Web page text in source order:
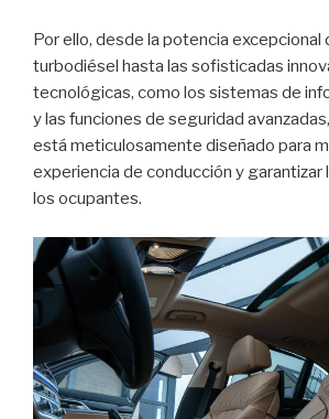
Por ello, desde la potencia
turbodiésel hasta las sofisticadas
tecnológicas, como los sistemas de
y las funciones de seguridad
está meticulosamente diseñado para
experiencia de conducción y garantizar
los ocupantes.